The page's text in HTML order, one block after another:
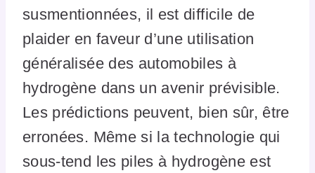
susmentionnées, il est difficile de
plaider en faveur d’une utilisation
généralisée des automobiles à
hydrogène dans un avenir prévisible.
Les prédictions peuvent, bien sûr, être
erronées. Même si la technologie qui
sous-tend les piles à hydrogène est